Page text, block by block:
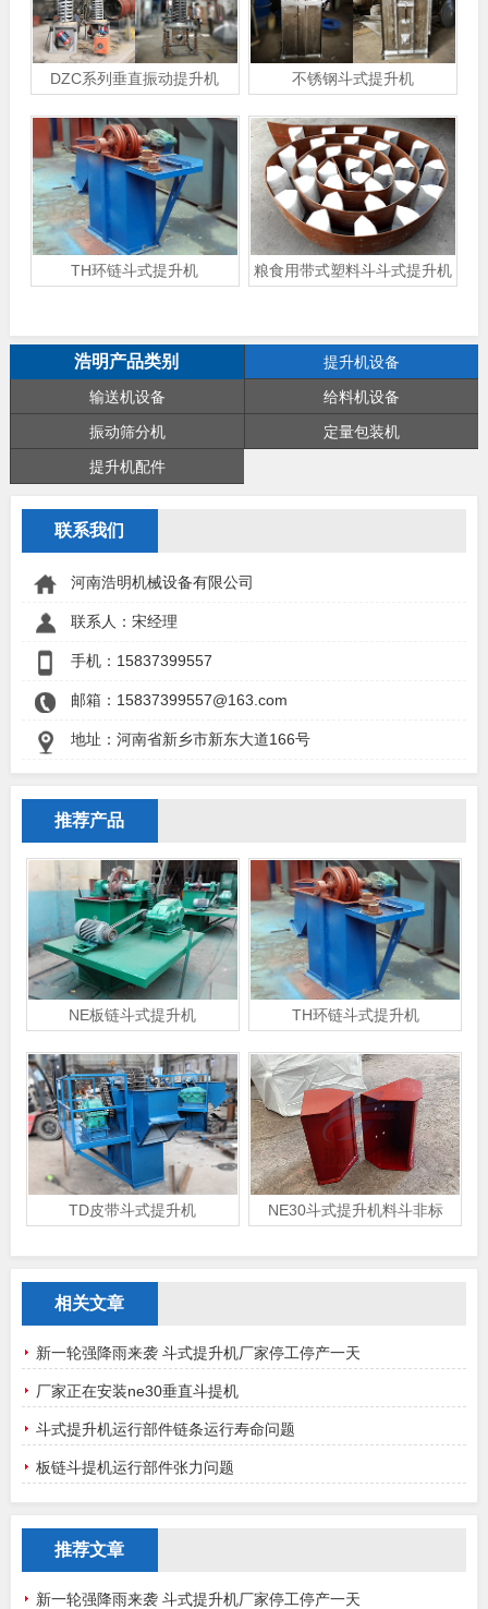
DZC系列垂直振动提升机 不锈钢斗式提升机
TH环链斗式提升机 粮食用带式塑料斗斗式提升机
浩明产品类别
提升机设备
输送机设备
给料机设备
振动筛分机
定量包装机
提升机配件
联系我们
河南浩明机械设备有限公司
联系人：宋经理
手机： 15837399557
邮箱：15837399557@163.com
地址：河南省新乡市新东大道166号
推荐产品
NE板链斗式提升机 TH环链斗式提升机
TD皮带斗式提升机 NE30斗式提升机料斗非标
相关文章
新一轮强降雨来袭 斗式提升机厂家停工停产一天
厂家正在安装ne30垂直斗提机
斗式提升机运行部件链条运行寿命问题
板链斗提机运行部件张力问题
推荐文章
新一轮强降雨来袭 斗式提升机厂家停工停产一天